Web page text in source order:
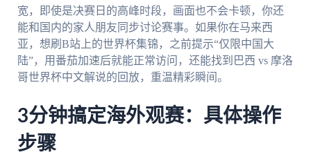
宽，即使是决赛日的高峰时段，画面也不会卡顿，你还
能和国内的家人朋友同步讨论赛事。如果你在马来西
亚，想刷B站上的世界杯集锦，之前提示“仅限中国大
陆”，用番茄加速后就能正常访问，还能找到巴西 vs 摩洛
哥世界杯中文解说的回放，重温精彩瞬间。
3分钟搞定海外观赛：具体操作
步骤